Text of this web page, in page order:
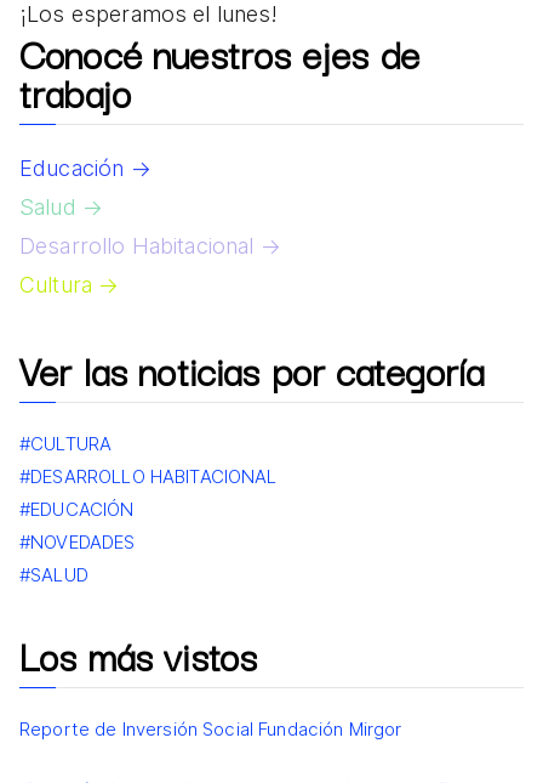
¡Los esperamos el lunes!
Conocé nuestros ejes de
trabajo
Educación →
Salud →
Desarrollo Habitacional →
Cultura →
Ver las noticias por categoría
#CULTURA
#DESARROLLO HABITACIONAL
#EDUCACIÓN
#NOVEDADES
#SALUD
Los más vistos
Reporte de Inversión Social Fundación Mirgor